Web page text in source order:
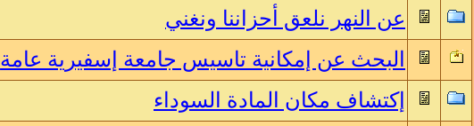
عن النهر نلعق أحزاننا ونغني
البحث عن إمكانية تاسيس جامعة إسفيرية عامة
إكتشاف مكان المادة السوداء